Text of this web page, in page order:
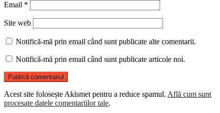
Email *
Site web
Notifică-mă prin email când sunt publicate alte comentarii.
Notifică-mă prin email când sunt publicate articole noi.
Acest site folosește Akismet pentru a reduce spamul. Află cum sunt
procesate datele comentariilor tale.